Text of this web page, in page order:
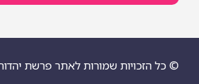
שמורות לאתר פרשת יהדות